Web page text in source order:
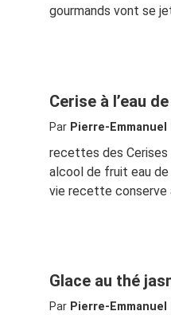
gourmands vont se
Cerise à l’eau
Par Pierre-Emmanuel
recettes des Cerises
alcool de fruit eau de
vie recette conserve
Glace au thé
Par Pierre-Emmanuel